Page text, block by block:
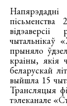
чытальнікаў
прыняло
краіны, якія
беларускай
выйшла 15
Трансляцыя
тэлеканале